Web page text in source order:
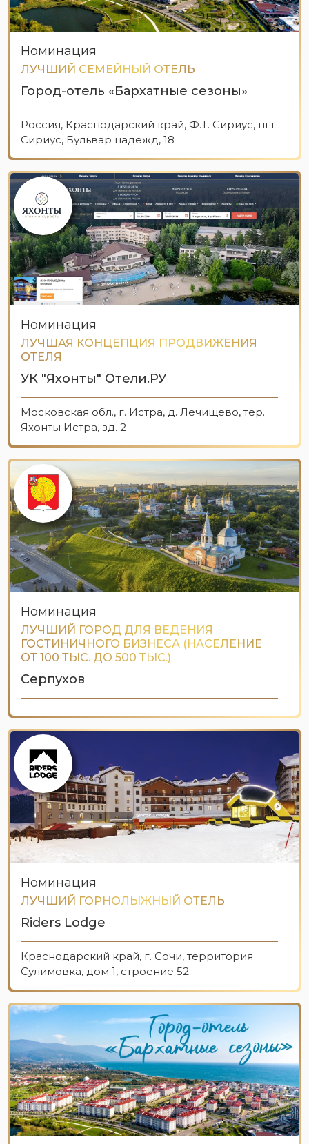
Номинация
ЛУЧШИЙ СЕМЕЙНЫЙ ОТЕЛЬ
Город-отель «Бархатные сезоны»
Россия, Краснодарский край, Ф.Т. Сириус, пгт
Сириус, Бульвар надежд, 18
Номинация
ЛУЧШАЯ КОНЦЕПЦИЯ ПРОДВИЖЕНИЯ
ОТЕЛЯ
УК "Яхонты" Отели.РУ
Московская обл., г. Истра, д. Лечищево, тер.
Яхонты Истра, зд. 2
Номинация
ЛУЧШИЙ ГОРОД ДЛЯ ВЕДЕНИЯ
ГОСТИНИЧНОГО БИЗНЕСА (НАСЕЛЕНИЕ
ОТ 100 ТЫС. ДО 500 ТЫС.)
Серпухов
Номинация
ЛУЧШИЙ ГОРНОЛЫЖНЫЙ ОТЕЛЬ
Riders Lodge
Краснодарский край, г. Сочи, территория
Сулимовка, дом 1, строение 52